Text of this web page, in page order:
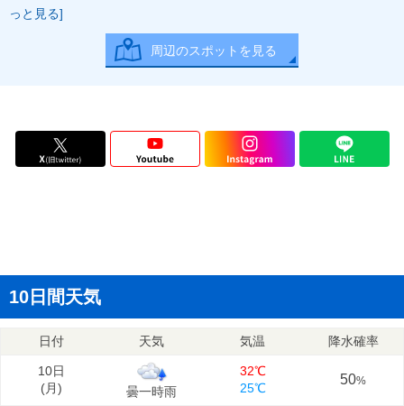
っと見る]
周辺のスポットを見る
10日間天気
日付 天気 気温 降水確率
10日
(月) 曇一時雨
32℃
25℃
50%